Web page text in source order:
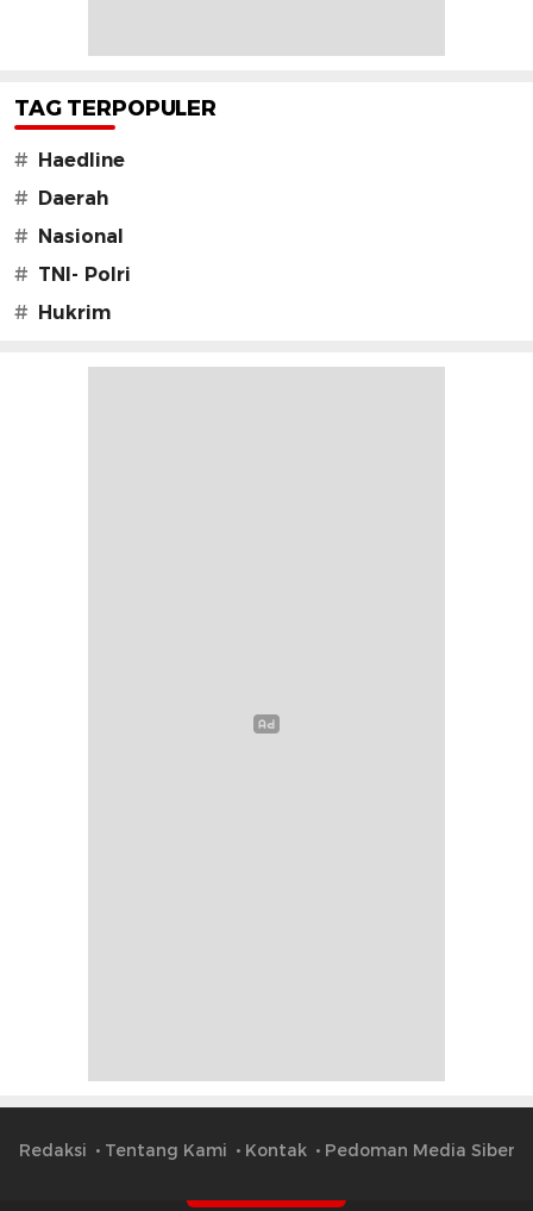
TAG TERPOPULER
# Haedline
# Daerah
# Nasional
# TNI- Polri
# Hukrim
Redaksi Tentang Kami Kontak Pedoman Media Siber